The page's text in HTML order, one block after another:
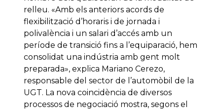
relleu. «Amb els anteriors acords de
flexibilització d’horaris i de jornada i
polivalència i un salari d’accés amb un
període de transició fins a l’equiparació, hem
consolidat una indústria amb gent molt
preparada», explica Mariano Cerezo,
responsable del sector de l’automòbil de la
UGT. La nova coincidència de diversos
processos de negociació mostra, segons el